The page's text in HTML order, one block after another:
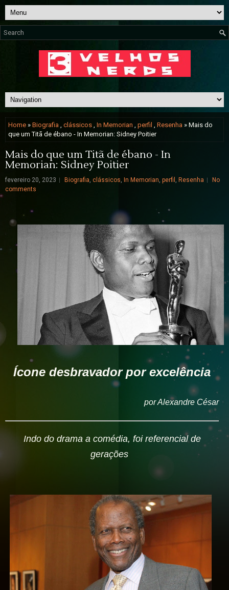
Home » Biografia , clássicos , In Memorian , perfil , Resenha » Mais do
que um Titã de ébano - In Memorian: Sidney Poitier
Mais do que um Titã de ébano - In
Memorian: Sidney Poitier
fevereiro 20, 2023 Biografia, clássicos, In Memorian, perfil , Resenha
No
comments
Ícone desbravador por excelência
por Alexandre César
Indo do drama a comédia, foi referencial de
gerações